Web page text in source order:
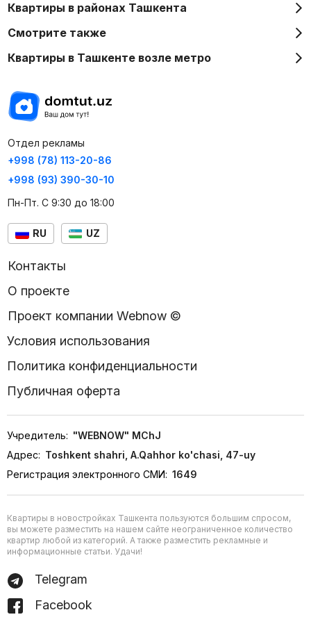
Квартиры в районах Ташкента
Смотрите также
Квартиры в Ташкенте возле метро
Отдел рекламы
+998 (78) 113-20-86
+998 (93) 390-30-10
Пн-Пт. С 9:30 до 18:00
RU UZ
Контакты
О проекте
Проект компании Webnow ©
Условия использования
Политика конфиденциальности
Публичная оферта
Учредитель: "WEBNOW" MChJ
Адрес: Toshkent shahri, A.Qahhor ko'chasi, 47-uy
Регистрация электронного СМИ: 1649
Квартиры в новостройках Ташкента пользуются большим спросом,
вы можете разместить на нашем сайте неограниченное количество
квартир любой из категорий. А также разместить рекламные и
информационные статьи. Удачи!
Telegram
Facebook